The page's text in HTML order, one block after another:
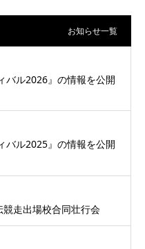
お知らせ一覧
バル2026』の情報を公開
バル2025』の情報を公開
走出場校合同壮行会